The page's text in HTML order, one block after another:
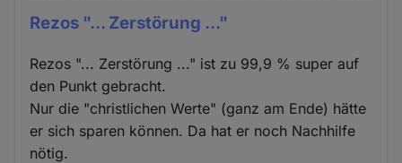
Rezos "... Zerstörung ..."
Rezos "... Zerstörung ..." ist zu 99,9 % super auf
den Punkt gebracht.
Nur die "christlichen Werte" (ganz am Ende) hätte
er sich sparen können. Da hat er noch Nachhilfe
nötig.